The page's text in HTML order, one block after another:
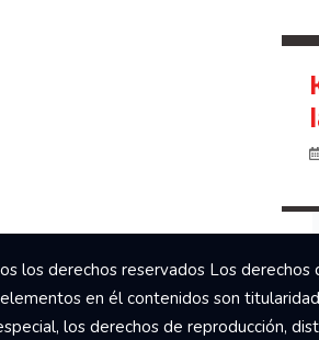
los derechos reservados Los
en él contenidos son
los derechos de reproducción,